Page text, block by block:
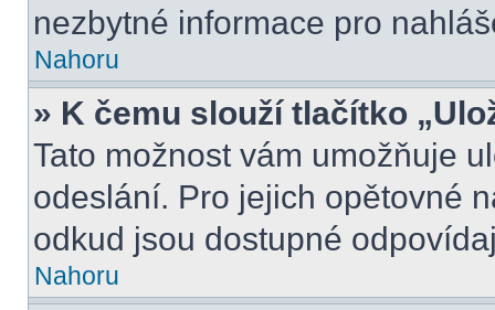
nezbytné informace pro
Nahoru
» K čemu slouží tlačítko
Tato možnost vám umožňuje
odeslání. Pro jejich opětovné
odkud jsou dostupné
Nahoru